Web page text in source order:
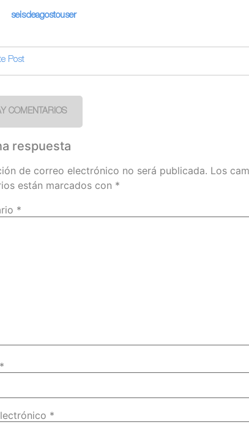
seisdeagostouser
Post
COMENTARIOS
respuesta
de correo electrónico no será publicada. Los
están marcados con *
*
*
*